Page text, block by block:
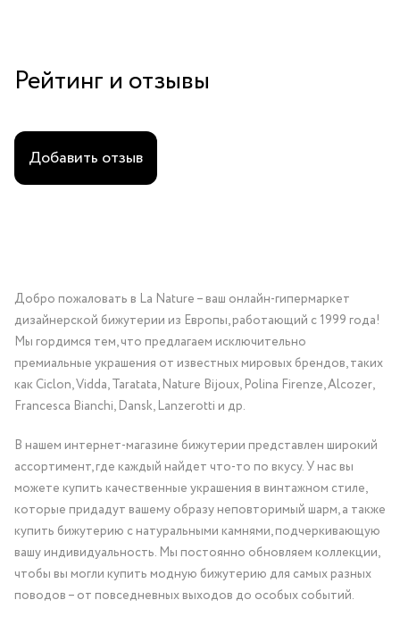
Рейтинг и отзывы
Добавить отзыв
Добро пожаловать в La Nature – ваш онлайн-гипермаркет
дизайнерской бижутерии из Европы, работающий с 1999 года!
Мы гордимся тем, что предлагаем исключительно
премиальные украшения от известных мировых брендов, таких
как Ciclon, Vidda, Taratata, Nature Bijoux, Polina Firenze, Alcozer,
Francesca Bianchi, Dansk, Lanzerotti и др.
В нашем интернет-магазине бижутерии представлен широкий
ассортимент, где каждый найдет что-то по вкусу. У нас вы
можете купить качественные украшения в винтажном стиле,
которые придадут вашему образу неповторимый шарм, а также
купить бижутерию с натуральными камнями, подчеркивающую
вашу индивидуальность. Мы постоянно обновляем коллекции,
чтобы вы могли купить модную бижутерию для самых разных
поводов – от повседневных выходов до особых событий.